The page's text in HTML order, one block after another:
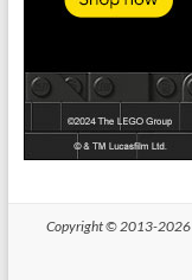
Copyright © 2013-2026